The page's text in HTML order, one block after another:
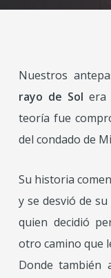
Nuestros
rayo de Sol era
teoría fue
del condado de
Su historia
y se desvió de
quien decidió
otro camino que
Donde también